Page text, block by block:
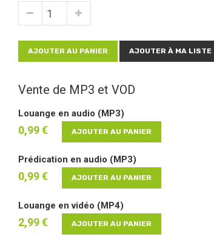
AJOUTER AU PANIER AJOUTER À MA LISTE
Vente de MP3 et VOD
Louange en audio (MP3)
0,99 € AJOUTER AU PANIER
Prédication en audio (MP3)
0,99 € AJOUTER AU PANIER
Louange en vidéo (MP4)
2,99 € AJOUTER AU PANIER